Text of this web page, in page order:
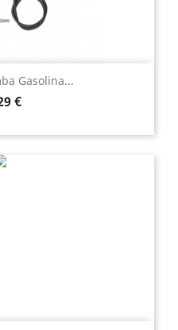
Gasolina...
€